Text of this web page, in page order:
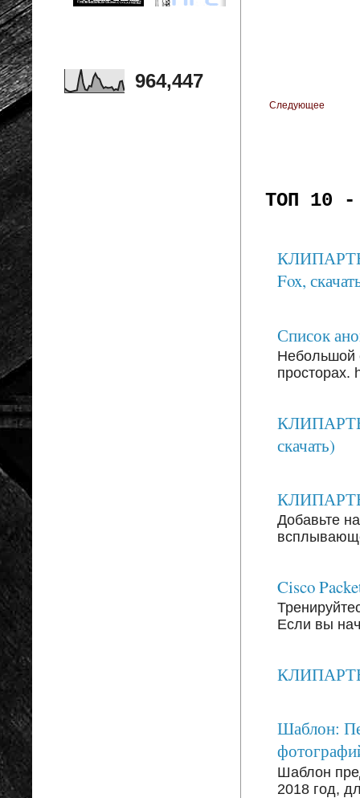
Следующее
ТОП 10 -
КЛИПАРТЫ:
Fox,
Список
Небольшой
просторах.
скачать)
КЛИПАРТЫ:
Добавьте
Cisco
Если вы
КЛИПАРТЫ:
Шаблон:
Шаблон
2018 год,
964,447